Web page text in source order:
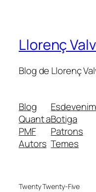
Llorenç
Blog de Llorenç
Blog
Quant a
PMF
Autors
Botiga
Patrons
Temes
Twenty Twenty-Five